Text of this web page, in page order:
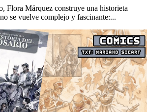
Flora Márquez construye una historieta
se vuelve complejo y fascinante:...